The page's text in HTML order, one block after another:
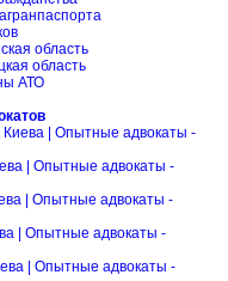
область
область
АТО
Киева | Опытные адвокаты -
| Опытные адвокаты -
| Опытные адвокаты -
| Опытные адвокаты -
| Опытные адвокаты -